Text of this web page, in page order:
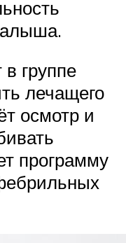
группе
лечащего
осмотр и
программу